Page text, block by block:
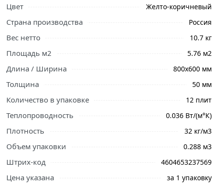
Ознакомьтесь с подробными характеристиками,
описанием и отзывами о товаре, чтобы сделать
правильный выбор и заказать онлайн. Наши
свяжутся с Вами для согласования условий доставки
или самовывоза.
Легкие гидрофобизированные плиты из минеральной
Цвет Желто-коричневый
Страна производства Россия
Вес нетто 10.7 кг
Площадь м2 5.76 м2
Длина / Ширина 800х600 мм
Толщина 50 мм
Количество в упаковке 12 плит
Теплопроводность 0.036 Вт/(м°К)
Плотность 32 кг/м3
Объем упаковки 0.288 м3
Штрих-код 4604653237569
Цена указана за 1 упаковку